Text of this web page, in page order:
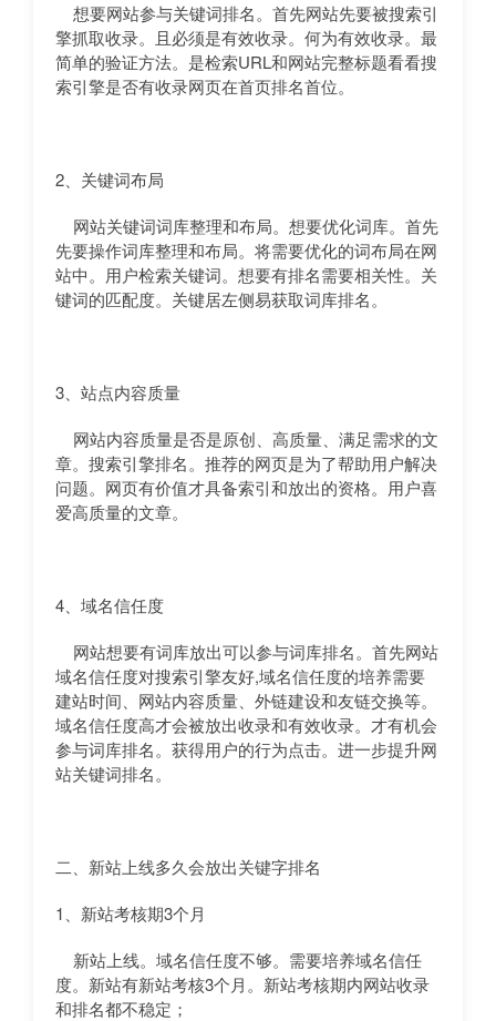
想要网站参与关键词排名。首先网站先要被搜索引
擎抓取收录。且必须是有效收录。何为有效收录。最
简单的验证方法。是检索URL和网站完整标题看看搜
索引擎是否有收录网页在首页排名首位。
2、关键词布局
网站关键词词库整理和布局。想要优化词库。首先
先要操作词库整理和布局。将需要优化的词布局在网
站中。用户检索关键词。想要有排名需要相关性。关
键词的匹配度。关键居左侧易获取词库排名。
3、站点内容质量
网站内容质量是否是原创、高质量、满足需求的文
章。搜索引擎排名。推荐的网页是为了帮助用户解决
问题。网页有价值才具备索引和放出的资格。用户喜
爱高质量的文章。
4、域名信任度
网站想要有词库放出可以参与词库排名。首先网站
域名信任度对搜索引擎友好,域名信任度的培养需要
建站时间、网站内容质量、外链建设和友链交换等。
域名信任度高才会被放出收录和有效收录。才有机会
参与词库排名。获得用户的行为点击。进一步提升网
站关键词排名。
二、新站上线多久会放出关键字排名
1、新站考核期3个月
新站上线。域名信任度不够。需要培养域名信任
度。新站有新站考核3个月。新站考核期内网站收录
和排名都不稳定；